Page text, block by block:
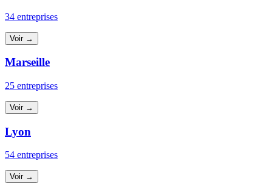
34 entreprises
Voir →
Marseille
25 entreprises
Voir →
Lyon
54 entreprises
Voir →